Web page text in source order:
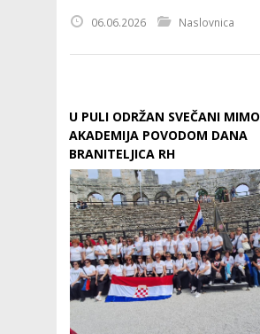
06.06.2026 Naslovnica
U PULI ODRŽAN SVEČANI
AKADEMIJA POVODOM DANA
BRANITELJICA RH